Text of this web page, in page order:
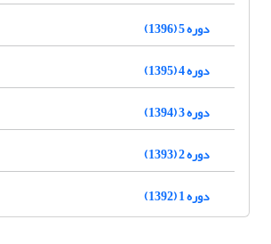
دوره 5 (1396)
دوره 4 (1395)
دوره 3 (1394)
دوره 2 (1393)
دوره 1 (1392)